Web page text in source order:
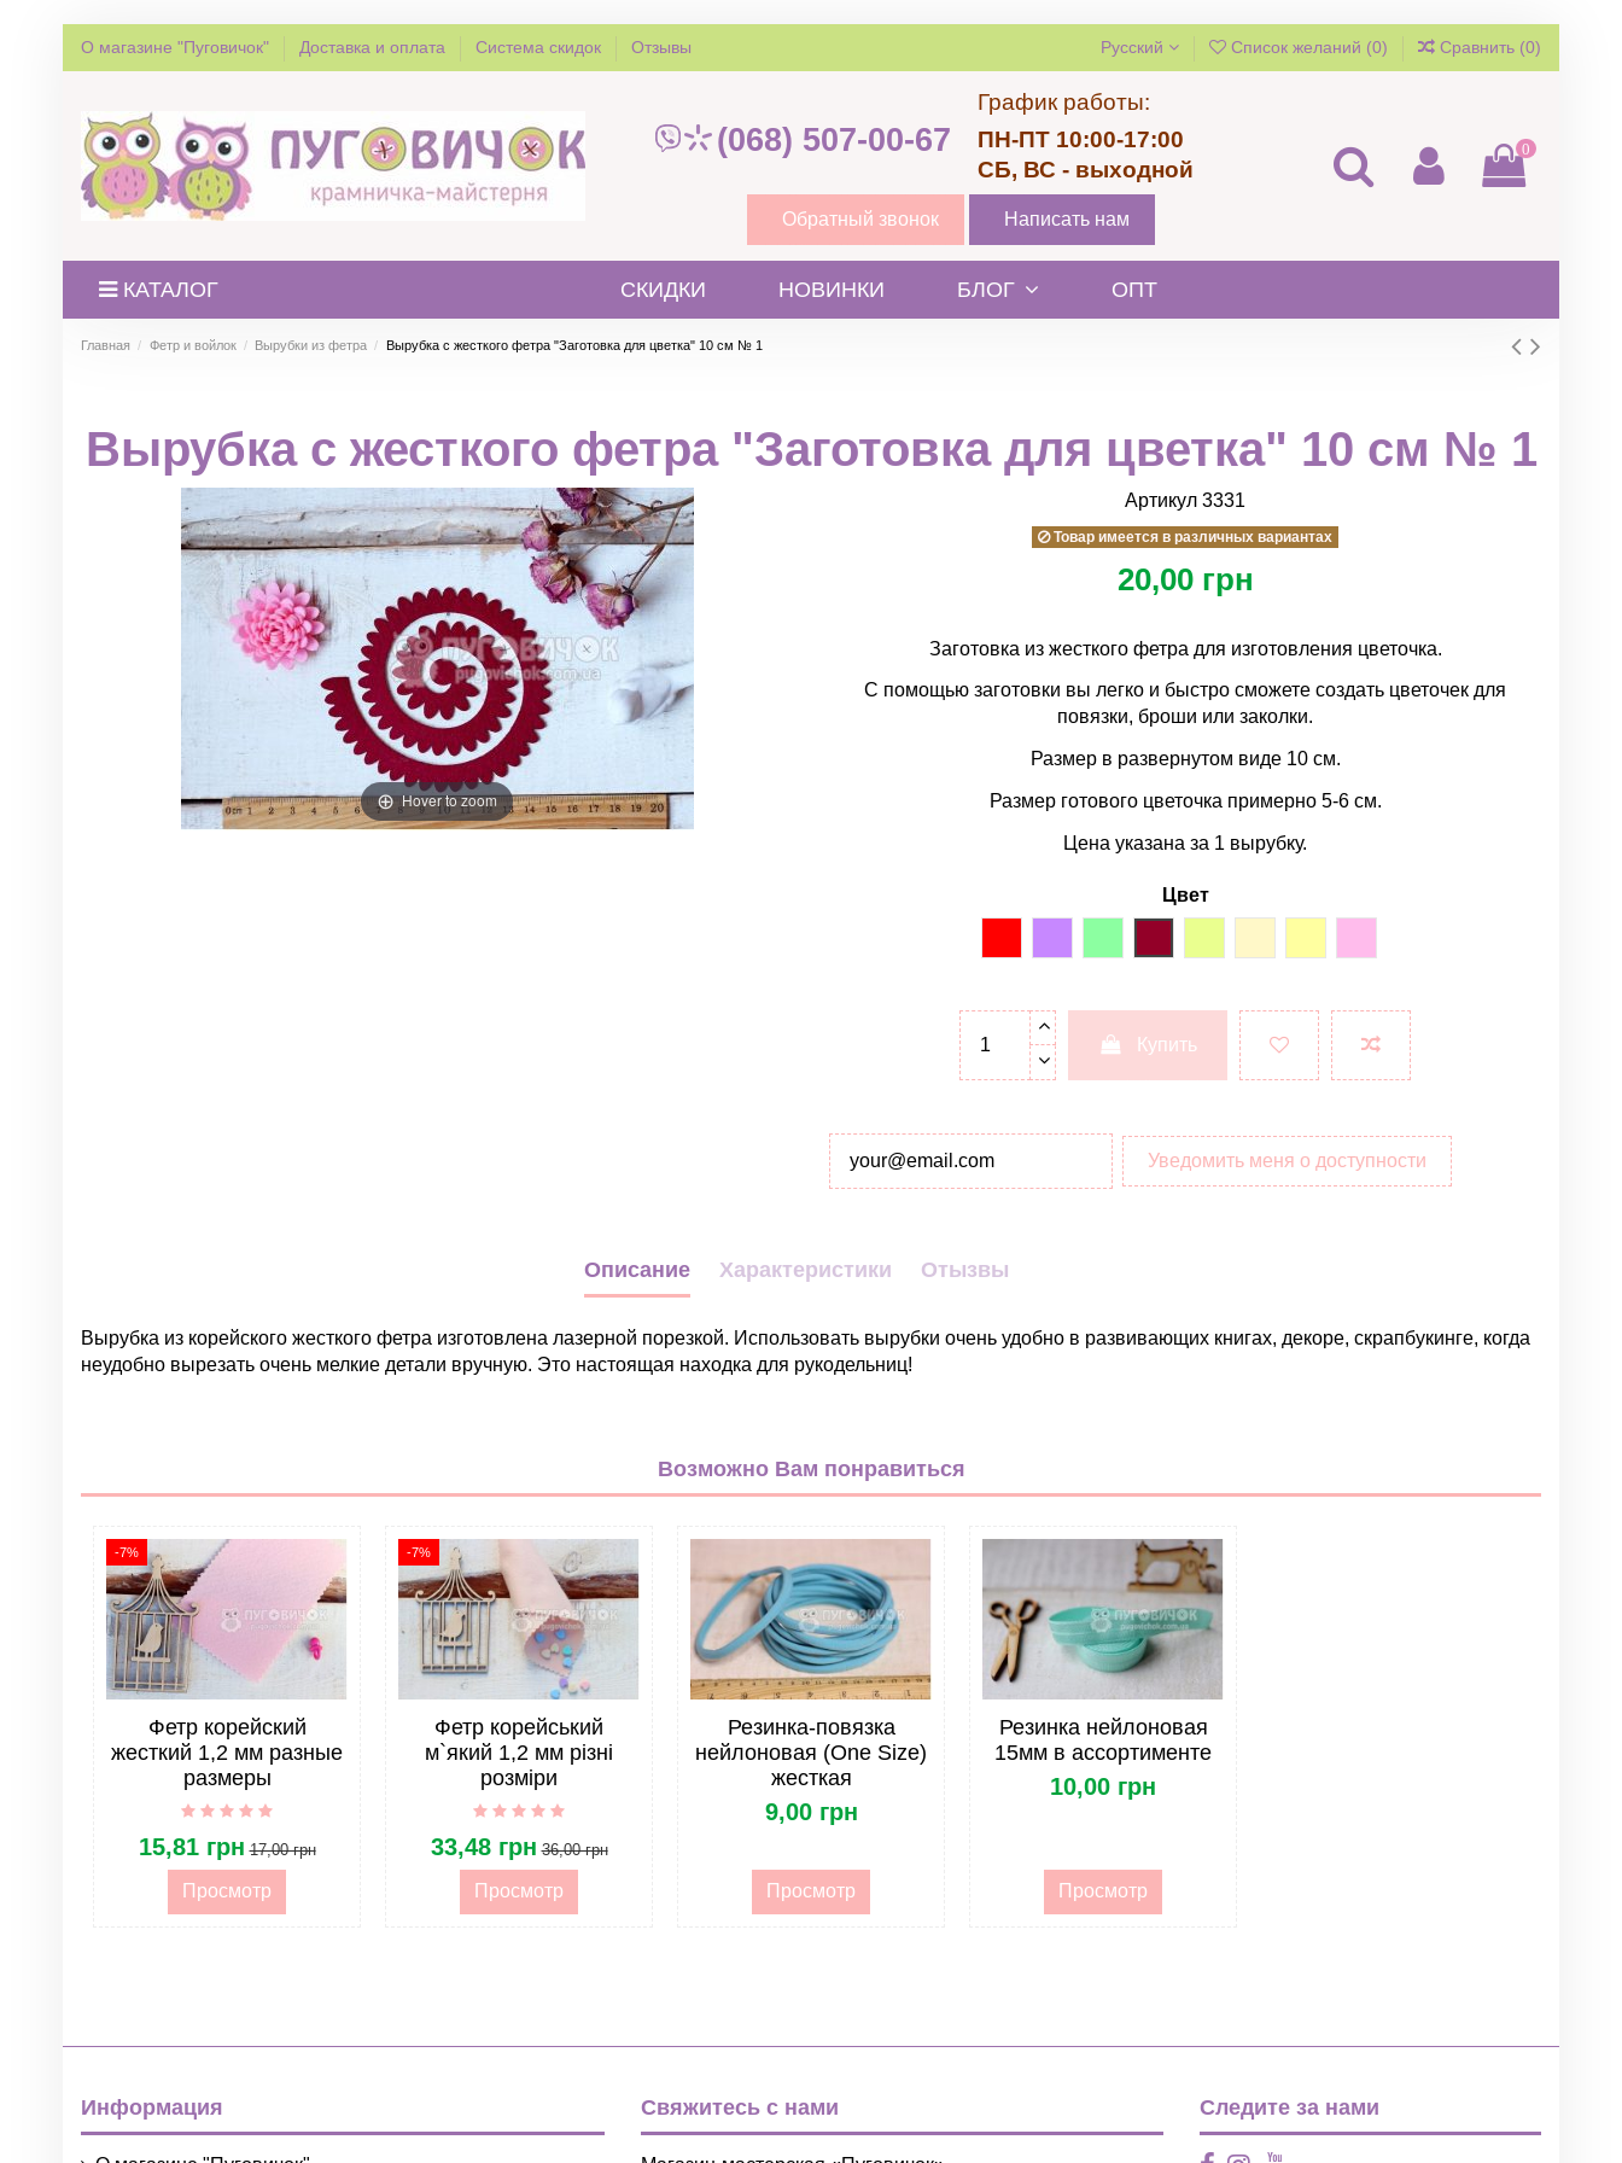
О магазине "Пуговичок" Доставка и оплата Система скидок Отзывы Русский Список желаний (0) Сравнить (0)
(068) 507-00-67
График работы:
ПН-ПТ 10:00-17:00
СБ, ВС - выходной
Обратный звонок Написать нам
0
КАТАЛОГ СКИДКИ НОВИНКИ БЛОГ ОПТ
Главная Фетр и войлок Вырубки из фетра Вырубка с жесткого фетра "Заготовка для цветка" 10 см № 1
Вырубка с жесткого фетра "Заготовка для цветка" 10 см № 1
Hover to zoom
Артикул 3331
Товар имеется в различных вариантах
20,00 грн
Заготовка из жесткого фетра для изготовления цветочка.
С помощью заготовки вы легко и быстро сможете создать цветочек для
повязки, броши или заколки.
Размер в развернутом виде 10 см.
Размер готового цветочка примерно 5-6 см.
Цена указана за 1 вырубку.
Цвет
Купить
Уведомить меня о доступности
Описание Характеристики Отызвы
Вырубка из корейского жесткого фетра изготовлена ​​лазерной порезкой. Использовать вырубки очень удобно в развивающих книгах, декоре, скрапбукинге, когда
неудобно вырезать очень мелкие детали вручную. Это настоящая находка для рукодельниц!
Страна
Жесткость фетра Жесткий
Возможно Вам понравиться
-7%
Фетр корейский
жесткий 1,2 мм разные
размеры
15,81 грн 17,00 грн
Просмотр
-7%
Фетр корейський
м`який 1,2 мм різні
розміри
33,48 грн 36,00 грн
Просмотр
Резинка-повязка
нейлоновая (One Size)
жесткая
9,00 грн
Просмотр
Резинка нейлоновая
15мм в ассортименте
10,00 грн
Просмотр
Информация Свяжитесь с нами Следите за нами